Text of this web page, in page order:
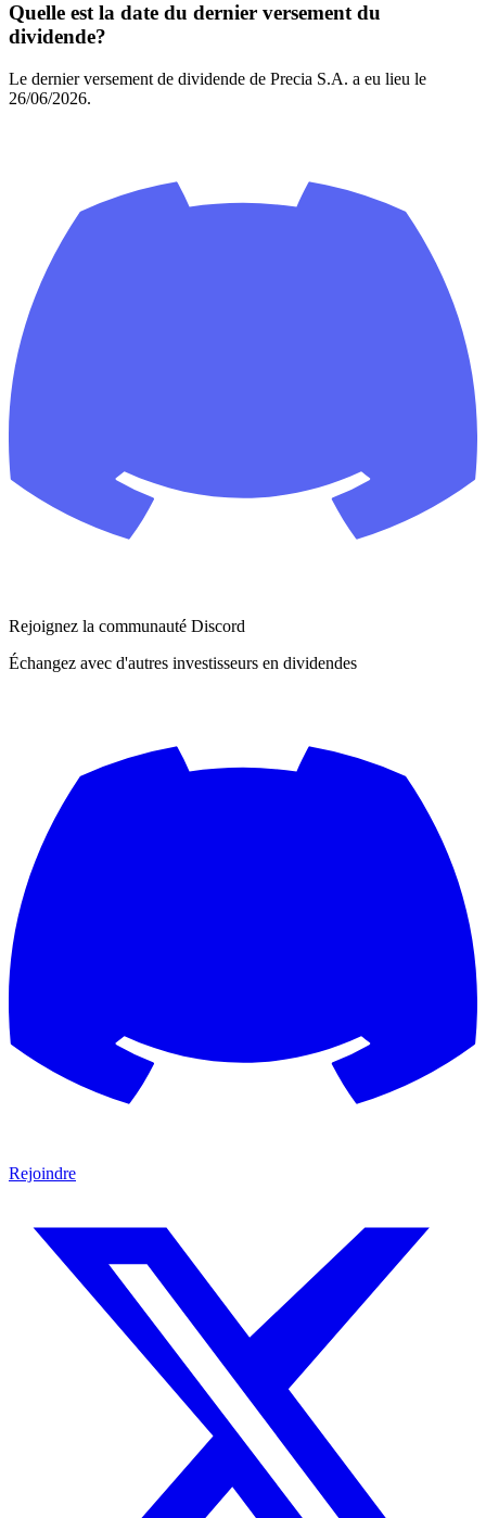
Quelle est la date du dernier versement du
dividende?
Le dernier versement de dividende de Precia S.A. a eu lieu le
26/06/2026.
Rejoignez la communauté Discord
Échangez avec d'autres investisseurs en dividendes
Rejoindre